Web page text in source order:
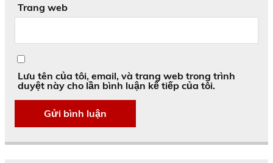
Trang web
Lưu tên của tôi, email, và trang web trong trình
duyệt này cho lần bình luận kế tiếp của tôi.